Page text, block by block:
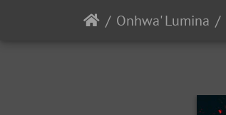
Onhwa' Lumina